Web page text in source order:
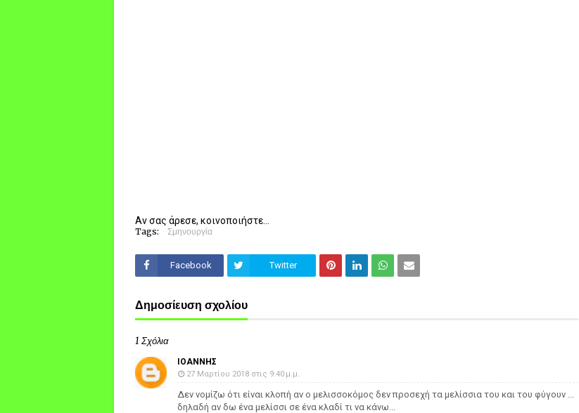
Αν σας άρεσε, κοινοποιήστε...
Tags: Σμηνουργία
Facebook Twitter
Δημοσίευση σχολίου
1 Σχόλια
ΙΟΑΝΝΗΣ
27 Μαρτίου 2018 στις 9:40 μ.μ.
Δεν νομίζω ότι είναι κλοπή αν ο μελισσοκόμος δεν προσεχή τα μελίσσια του και του φύγουν ...
δηλαδή αν δω ένα μελίσσι σε ένα κλαδί τι να κάνω...